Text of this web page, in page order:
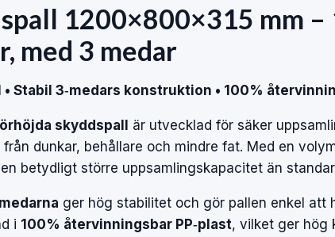
1200×800×315 mm –
med 3 medar
• Stabil 3‑medars konstruktion • 100%
skyddspall
är utvecklad för säker
från dunkar, behållare och mindre fat. Med en
betydligt större uppsamlingskapacitet än
ger hög stabilitet och gör pallen enkel att
i 100% återvinningsbar PP‑plast, vilket ger hög